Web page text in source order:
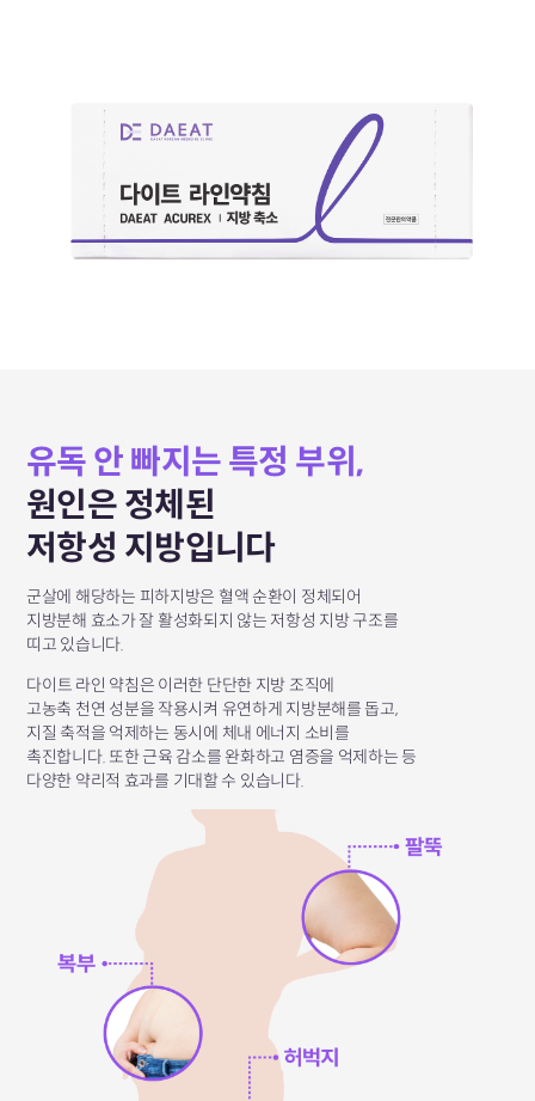
유독 안 빠지는 특정 부위,
원인은 정체된
저항성 지방입니다
군살에 해당하는 피하지방은 혈액 순환이 정체되어
지방분해 효소가 잘 활성화되지 않는 저항성 지방 구조를
띠고 있습니다.
다이트 라인 약침은 이러한 단단한 지방 조직에
고농축 천연 성분을 작용시켜 유연하게 지방분해를 돕고,
지질 축적을 억제하는 동시에 체내 에너지 소비를
촉진합니다. 또한 근육 감소를 완화하고 염증을 억제하는 등
다양한 약리적 효과를 기대할 수 있습니다.